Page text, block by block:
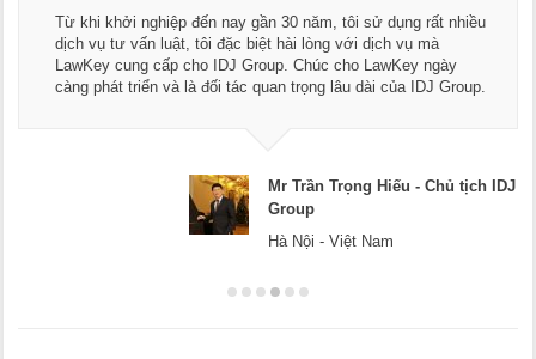
tôi sử dụng rất nhiều
với dịch vụ mà
cho LawKey ngày
lâu dài của IDJ Group.
Trọng Hiếu - Chủ tịch IDJ
Thay mặt Công ty Dương Cafe, tôi
ngũ luật sư, kế toán của LawKey.
dụng dịch vụ tư vấn pháp luật và
Chúc các bạn phát triển hơn, phục